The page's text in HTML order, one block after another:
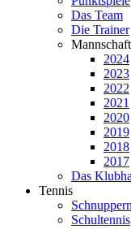
Das Team
Die Trainer
2024
2023
2022
2021
2020
2019
2018
2017
Das
Tennis
Schnuppern
Schultennis